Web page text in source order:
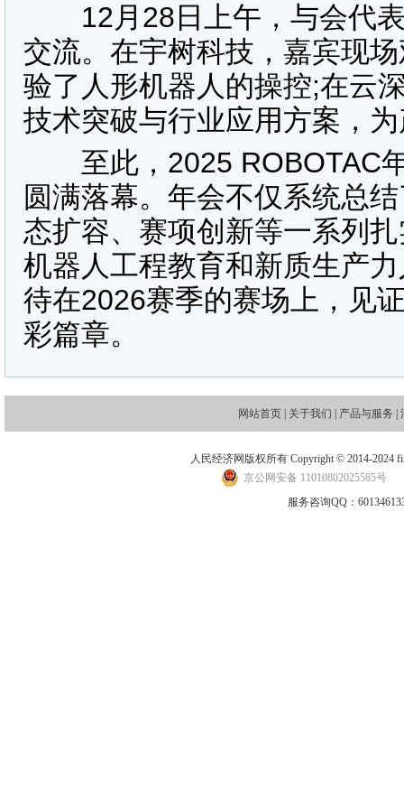
12月28日上午，与会代表
交流。在宇树科技，嘉宾现
验了人形机器人的操控;在云
技术突破与行业应用方案，
至此，2025 ROBOTAC年
圆满落幕。年会不仅系统总
态扩容、赛项创新等一系列
机器人工程教育和新质生产
待在2026赛季的赛场上，见
彩篇章。
网站首页 关于我们 产品与服务
人民经济网版权所有 Copyright © 2014-2024
京公网安备 11010802025585号
服务咨询QQ：